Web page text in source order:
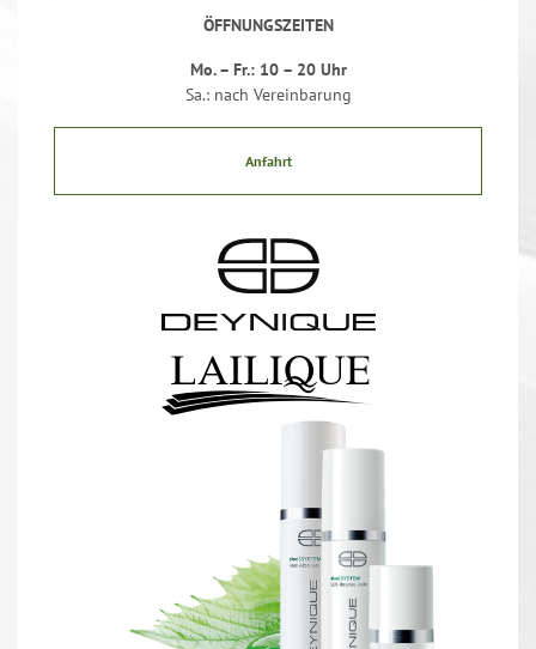
ÖFFNUNGSZEITEN
Mo. – Fr.: 10 – 20 Uhr
Sa.: nach Vereinbarung
Anfahrt